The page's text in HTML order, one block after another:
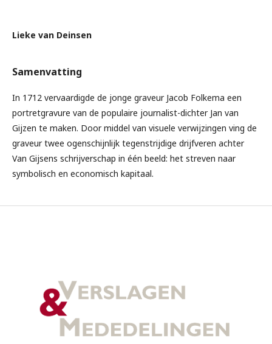
Lieke van Deinsen
Samenvatting
In 1712 vervaardigde de jonge graveur Jacob Folkema een
portretgravure van de populaire journalist-dichter Jan van
Gijzen te maken. Door middel van visuele verwijzingen ving de
graveur twee ogenschijnlijk tegenstrijdige drijfveren achter
Van Gijsens schrijverschap in één beeld: het streven naar
symbolisch en economisch kapitaal.